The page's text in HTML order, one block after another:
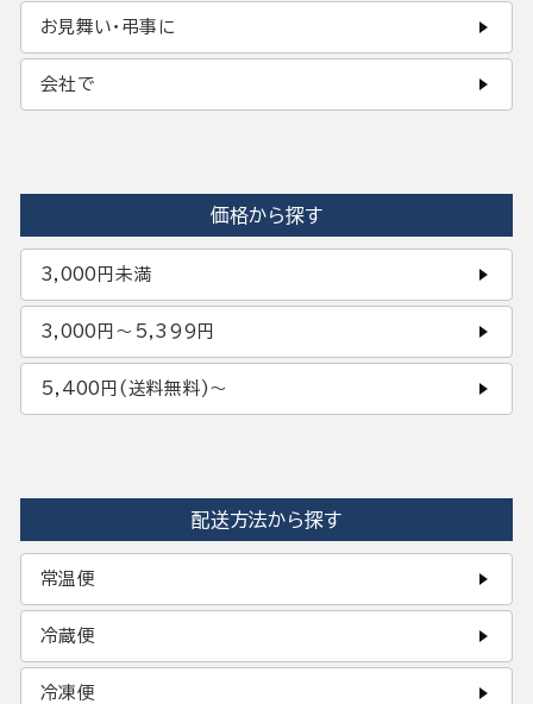
お見舞い・弔事に
会社で
価格から探す
3,000円未満
3,000円〜5,399円
5,400円(送料無料)〜
配送方法から探す
常温便
冷蔵便
冷凍便